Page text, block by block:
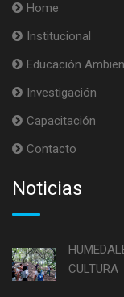
Home
Institucional
Educación
Investigación
Capacitación
Contacto
Noticias
CULTURA